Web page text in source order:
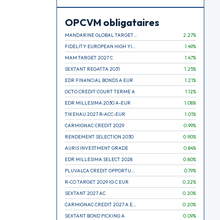
OPCVM obligataires
2.27%
1.49%
MAM TARGET 2027 C
1.47%
SEXTANT REGATTA 2031
1.25%
EDR FINANCIAL BONDS A EUR
1.21%
OCTO CREDIT COURT TERME A
1.12%
EDR MILLESIMA 2030 A-EUR
1.08%
TIKEHAU 2027 R-ACC-EUR
1.01%
CARMIGNAC CREDIT 2029
0.99%
RENDEMENT SELECTION 2030
0.90%
AURIS INVESTMENT GRADE
0.84%
EDR MILLESIMA SELECT 2028
0.80%
0.79%
R-CO TARGET 2029 IG C EUR
0.22%
SEXTANT 2027 AC
0.20%
0.20%
SEXTANT BOND PICKING A
0.09%